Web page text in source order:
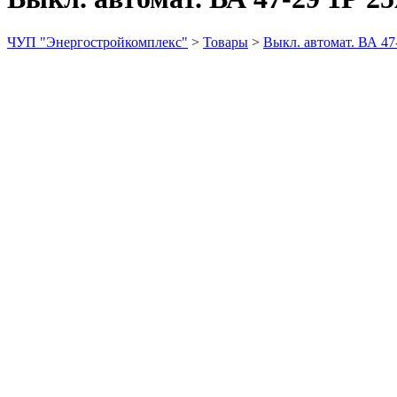
ЧУП "Энергостройкомплекс" > Товары > Выкл. автомат. ВА